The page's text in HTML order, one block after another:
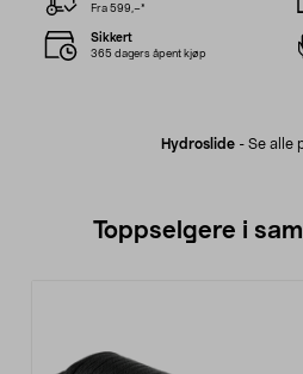
Hydroslide - Se alle
Fra 599,–*
Sikkert
365 dagers åpent kjøp
Toppselgere i